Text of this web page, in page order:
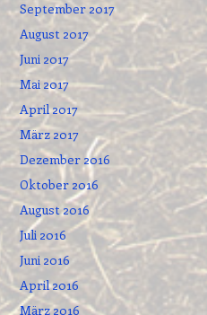
September 2017
August 2017
Juni 2017
Mai 2017
April 2017
März 2017
Dezember 2016
Oktober 2016
August 2016
Juli 2016
Juni 2016
April 2016
März 2016